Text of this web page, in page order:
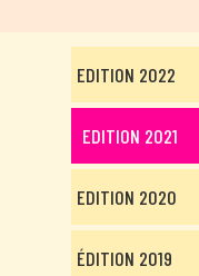
EDITION 2022
EDITION 2021
EDITION 2020
ÉDITION 2019